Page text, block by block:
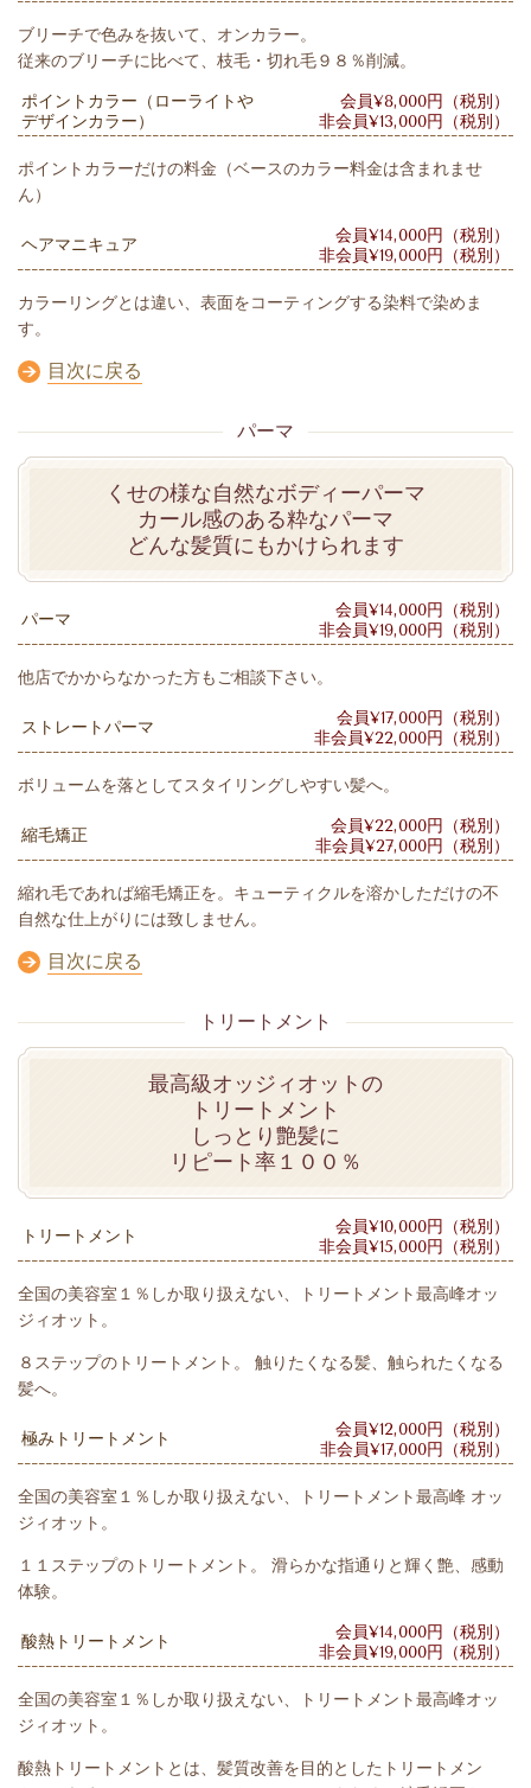
ブリーチで色みを抜いて、オンカラー。
従来のブリーチに比べて、枝毛・切れ毛９８％削減。
ポイントカラー（ローライトや
デザインカラー）
会員¥8,000円（税別）
非会員¥13,000円（税別）
ポイントカラーだけの料金（ベースのカラー料金は含まれませ
ん）
ヘアマニキュア
会員¥14,000円（税別）
非会員¥19,000円（税別）
カラーリングとは違い、表面をコーティングする染料で染めま
す。
目次に戻る
パーマ
くせの様な自然なボディーパーマ
カール感のある粋なパーマ
どんな髪質にもかけられます
パーマ
会員¥14,000円（税別）
非会員¥19,000円（税別）
他店でかからなかった方もご相談下さい。
ストレートパーマ
会員¥17,000円（税別）
非会員¥22,000円（税別）
ボリュームを落としてスタイリングしやすい髪へ。
縮毛矯正
会員¥22,000円（税別）
非会員¥27,000円（税別）
縮れ毛であれば縮毛矯正を。キューティクルを溶かしただけの不
自然な仕上がりには致しません。
目次に戻る
トリートメント
最高級オッジィオットの
トリートメント
しっとり艶髪に
リピート率１００％
トリートメント
会員¥10,000円（税別）
非会員¥15,000円（税別）
全国の美容室１％しか取り扱えない、トリートメント最高峰オッ
ジィオット。
８ステップのトリートメント。 触りたくなる髪、触られたくなる
髪へ。
極みトリートメント
会員¥12,000円（税別）
非会員¥17,000円（税別）
全国の美容室１％しか取り扱えない、トリートメント最高峰 オッ
ジィオット。
１１ステップのトリートメント。 滑らかな指通りと輝く艶、感動
体験。
酸熱トリートメント
会員¥14,000円（税別）
非会員¥19,000円（税別）
全国の美容室１％しか取り扱えない、トリートメント最高峰オッ
ジィオット。
酸熱トリートメントとは、髪質改善を目的としたトリートメン